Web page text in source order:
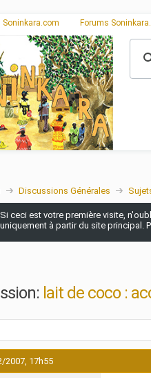
Soninkara.com Forums
Discussions Générales
Si ceci est votre première visite,
uniquement à partir du site principal.
lait de coco :
2007, 17h55